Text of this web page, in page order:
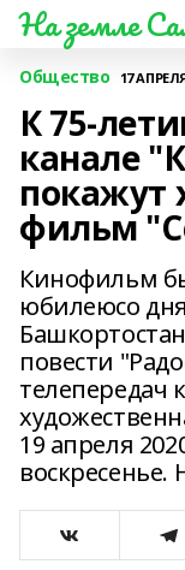
На земле
Общество 17
К 75-
канале
покажут
фильм
Кинофильм
юбилеюсо
повести
телепередач
19 апреля
воскресенье.